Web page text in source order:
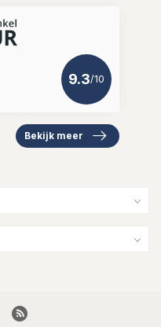
9.3/10
Bekijk meer